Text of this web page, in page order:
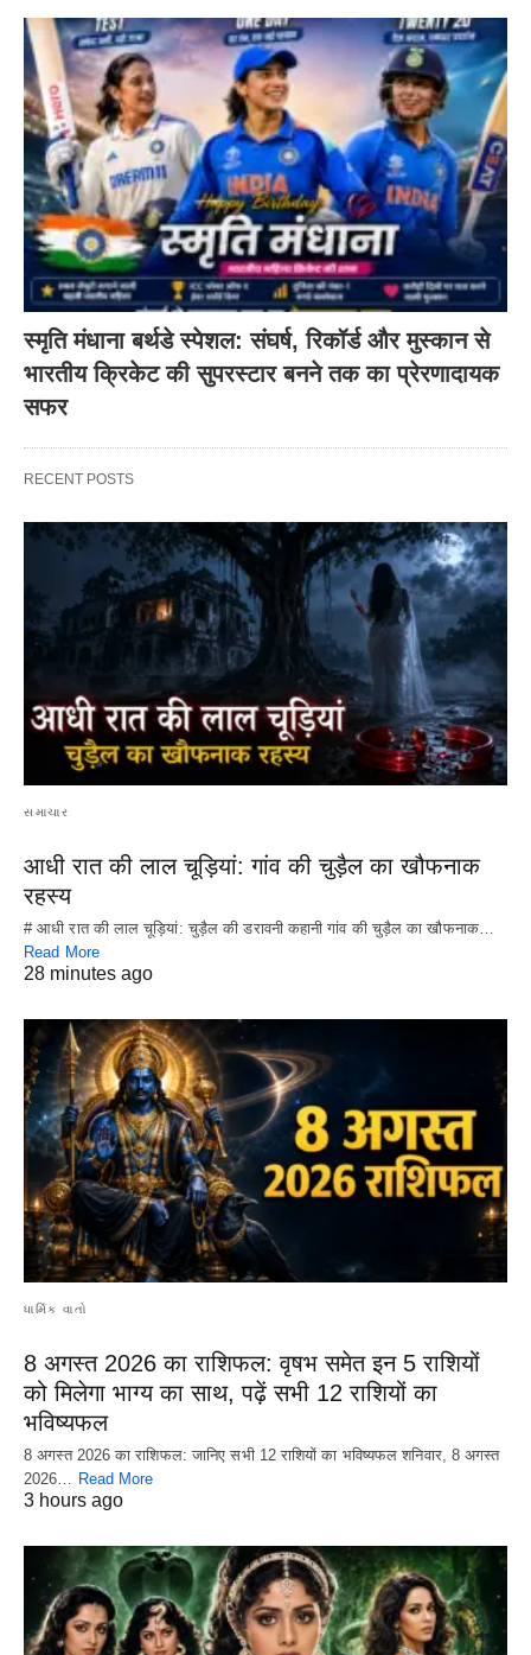
स्मृति मंधाना बर्थडे स्पेशल: संघर्ष, रिकॉर्ड और मुस्कान से
भारतीय क्रिकेट की सुपरस्टार बनने तक का प्रेरणादायक
सफर
RECENT POSTS
સમાચાર
आधी रात की लाल चूड़ियां: गांव की चुड़ैल का खौफनाक
रहस्य
# आधी रात की लाल चूड़ियां: चुड़ैल की डरावनी कहानी गांव की चुड़ैल का खौफनाक…
Read More
28 minutes ago
ધાર્મિક વાતો
8 अगस्त 2026 का राशिफल: वृषभ समेत इन 5 राशियों
को मिलेगा भाग्य का साथ, पढ़ें सभी 12 राशियों का
भविष्यफल
8 अगस्त 2026 का राशिफल: जानिए सभी 12 राशियों का भविष्यफल शनिवार, 8 अगस्त
2026… Read More
3 hours ago